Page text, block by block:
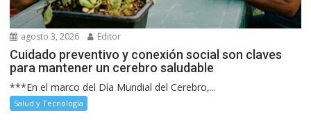
agosto 3, 2026 Editor
Cuidado preventivo y conexión social son claves
para mantener un cerebro saludable
***En el marco del Día Mundial del Cerebro,...
Salud y Tecnología